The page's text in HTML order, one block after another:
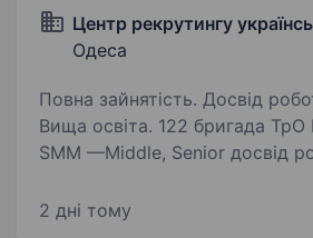
Центр рекрутингу
Одеса
Повна зайнятість. Досвід
Вища освіта. 122 бригада ТрО Вимоги: рівень
SMM —Middle, Senior досвід роботи у сфері
тенденцій у комунікаціях аналітичні навички
2 дні тому